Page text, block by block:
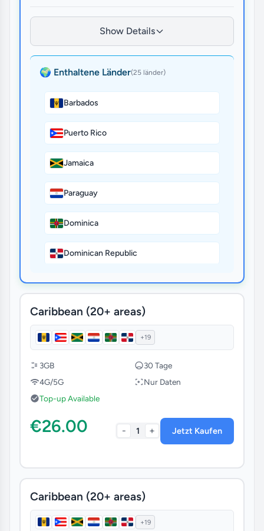
Show Details
🌍 Enthaltene Länder(25 länder)
Barbados
Puerto Rico
Jamaica
Paraguay
Dominica
Dominican Republic
Bolivia
Brazil
Grenada
Saint Kitts and Nevis
Uruguay
Montserrat
Anguilla
Caribbean (20+ areas)
+19
3GB
30 Tage
4G/5G
Nur Daten
Top-up Available
€26.00 - 1 + Jetzt Kaufen
Caribbean (20+ areas)
+19